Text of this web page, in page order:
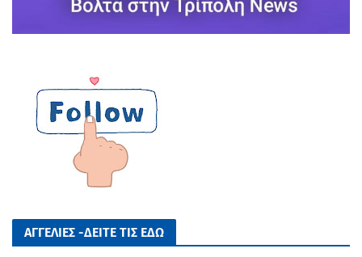
ΑΓΓΕΛΙΕΣ -ΔΕΙΤΕ ΤΙΣ ΕΔΩ